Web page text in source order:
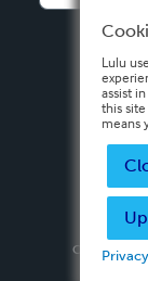
Español
Copyright ©
Lulu
assist
this
means